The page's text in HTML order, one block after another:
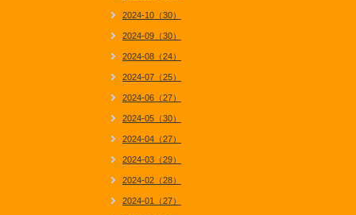
2024-10（30）
2024-09（30）
2024-08（24）
2024-07（25）
2024-06（27）
2024-05（30）
2024-04（27）
2024-03（29）
2024-02（28）
2024-01（27）